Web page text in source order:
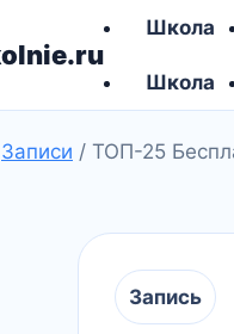
Школа
Школа
Записи / ТОП-25
Запись